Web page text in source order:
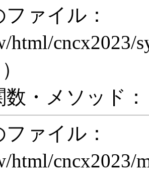
ァイル：
html/cncx2023/
・メソッド：
ァイル：
html/cncx2023/